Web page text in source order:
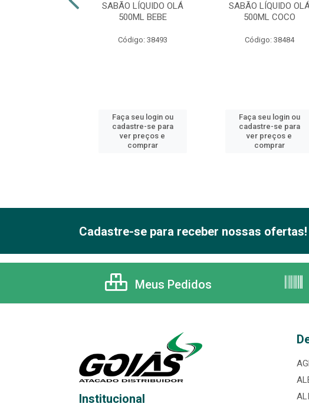
SABÃO LÍQUIDO OLÁ
500ML BEBE
Código: 38493
Faça seu login ou
cadastre-se para
ver preços e
comprar
SABÃO LÍQUIDO
500ML COCO
Código: 38484
Faça seu login ou
cadastre-se para
ver preços e
comprar
Cadastre-se para receber nossas ofertas!
Meus Pedidos
Institucional